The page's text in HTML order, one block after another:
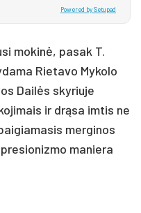
Powered by Setupad
mokinė, pasak T.
Rietavo Mykolo
Dailės skyriuje
ir drąsa imtis ne
merginos
maniera